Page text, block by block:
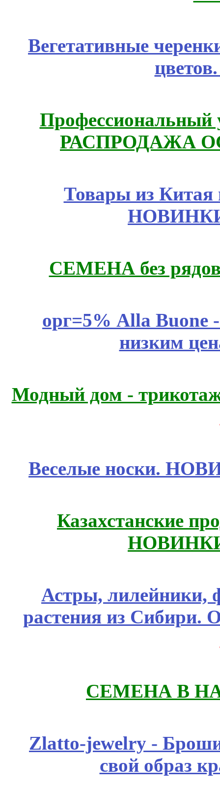
Вегетативные
Профессиональный
РАСПРОДАЖА
Товары из Китая
СЕМЕНА без
орг=5% Alla Buone
низким
Модный дом -
Веселые носки.
Казахстанские
Астры, лилейники,
растения из Сибири.
СЕМЕНА В
Zlatto-jewelry -
свой образ